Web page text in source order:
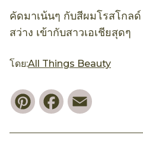
คัดมาเน้นๆ กับสีผมโรสโกล
สว่าง เข้ากับสาวเอเชียสุดๆ
โดย:All Things Beauty
PinterestFacebook